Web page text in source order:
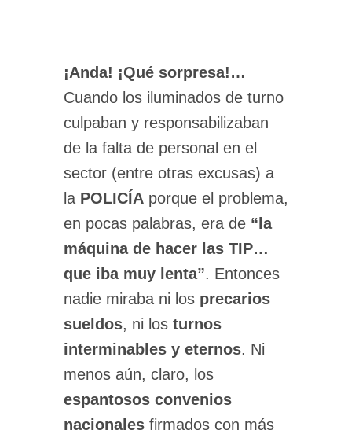
¡Anda! ¡Qué sorpresa!…
Cuando los iluminados de turno
culpaban y responsabilizaban
de la falta de personal en el
sector (entre otras excusas) a
la POLICÍAporque el problema,
en pocas palabras, era de “la
máquina de hacer las TIP…
que iba muy lenta”. Entonces
nadie miraba ni los precarios
sueldos, ni los turnos
interminables y eternos. Ni
menos aún, claro, los
espantosos convenios
nacionalesfirmados con más